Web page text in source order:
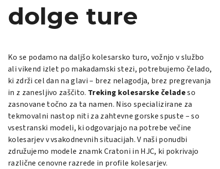
dolge ture
Ko se podamo na daljšo kolesarsko turo, vožnjo v službo
ali vikend izlet po makadamski stezi, potrebujemo čelado,
ki zdrži cel dan na glavi – brez nelagodja, brez pregrevanja
in z zanesljivo zaščito. Treking kolesarske čeladeso
zasnovane točno za ta namen. Niso specializirane za
tekmovalni nastop niti za zahtevne gorske spuste – so
vsestranski modeli, ki odgovarjajo na potrebe večine
kolesarjev v vsakodnevnih situacijah. V naši ponudbi
združujemo modele znamk Cratoni in HJC, ki pokrivajo
različne cenovne razrede in profile kolesarjev.